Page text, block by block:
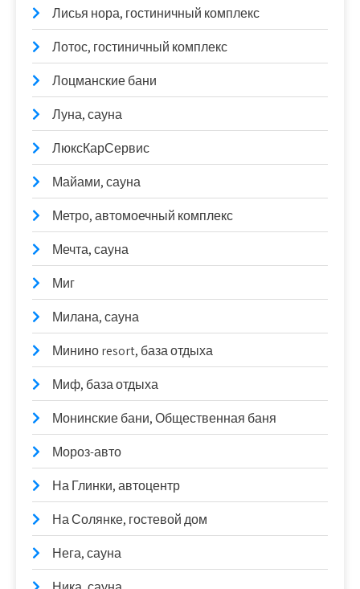
Лисья нора, гостиничный комплекс
Лотос, гостиничный комплекс
Лоцманские бани
Луна, сауна
ЛюксКарСервис
Майами, сауна
Метро, автомоечный комплекс
Мечта, сауна
Миг
Милана, сауна
Минино resort, база отдыха
Миф, база отдыха
Монинские бани, Общественная баня
Мороз-авто
На Глинки, автоцентр
На Солянке, гостевой дом
Нега, сауна